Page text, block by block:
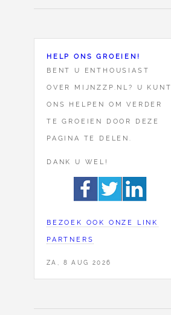
HELP ONS GROEIEN!
BENT U ENTHOUSIAST
OVER MIJNZZP.NL? U KUNT
ONS HELPEN OM VERDER
TE GROEIEN DOOR DEZE
PAGINA TE DELEN.
DANK U WEL!
BEZOEK OOK ONZE LINK
PARTNERS
ZA, 8 AUG 2026